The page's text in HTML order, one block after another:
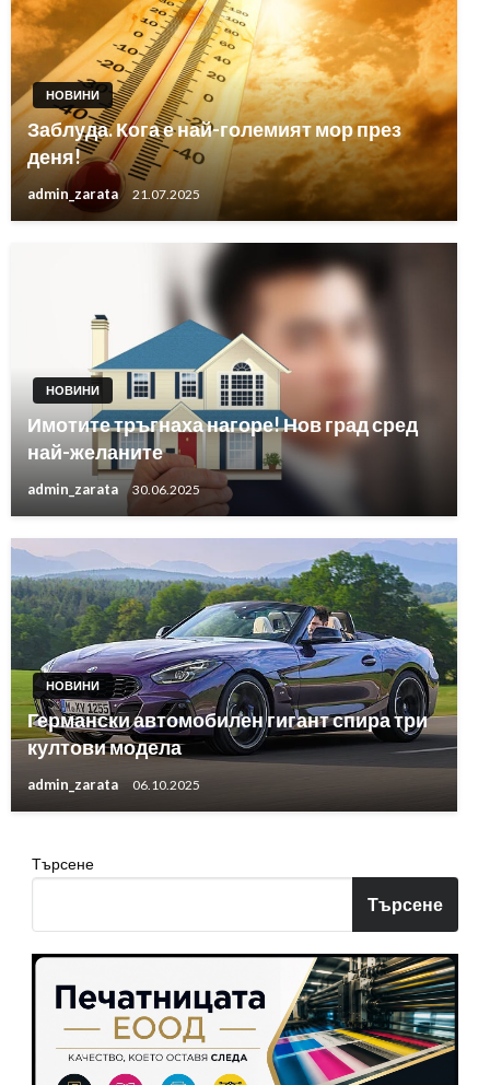
НОВИНИ
Заблуда. Кога е най-големият мор през
деня!
admin_zarata 21.07.2025
НОВИНИ
Имотите тръгнаха нагоре! Нов град сред
най-желаните
admin_zarata 30.06.2025
НОВИНИ
Германски автомобилен гигант спира три
култови модела
admin_zarata 06.10.2025
Търсене
Търсене